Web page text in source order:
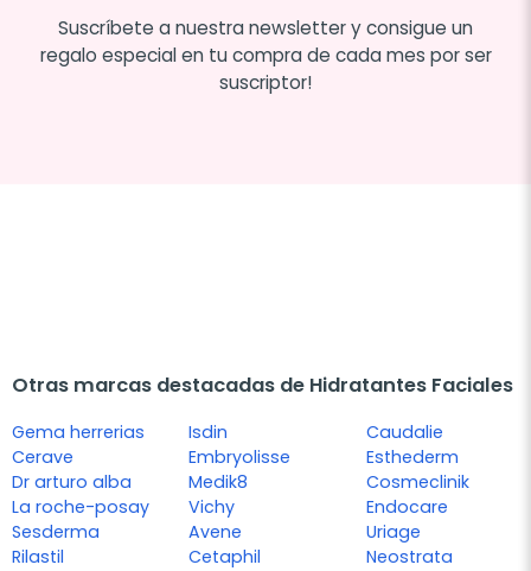
Suscríbete a nuestra newsletter y consigue un
regalo especial en tu compra de cada mes por ser
suscriptor!
Otras marcas destacadas de Hidratantes Faciales
Gema herrerias
Cerave
Dr arturo alba
La roche-posay
Sesderma
Rilastil
Isdin
Embryolisse
Medik8
Vichy
Avene
Cetaphil
Caudalie
Esthederm
Cosmeclinik
Endocare
Uriage
Neostrata